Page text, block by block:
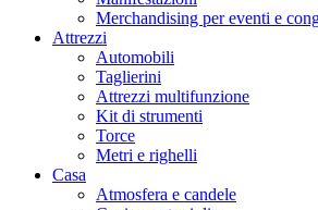
Merchandising per eventi e
Attrezzi
Automobili
Taglierini
Attrezzi multifunzione
Kit di strumenti
Torce
Metri e righelli
Casa
Atmosfera e candele